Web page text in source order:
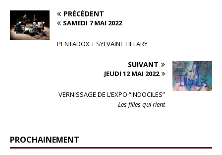
PRÉCÉDENT
SAMEDI 7 MAI 2022
PENTADOX + SYLVAINE HELARY
SUIVANT
JEUDI 12 MAI 2022
VERNISSAGE DE L’EXPO “INDOCILES”
Les filles qui rient
PROCHAINEMENT